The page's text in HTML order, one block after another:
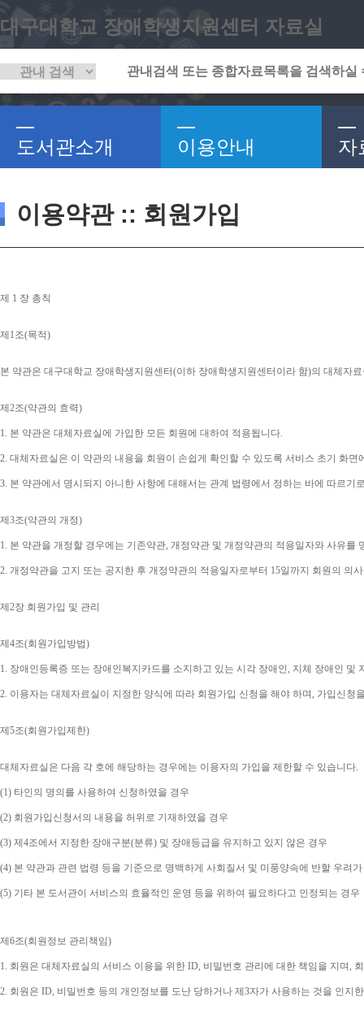
대구대학교 장애학생지원센터 자료실
도서관소개 이용안내 자
이용약관 :: 회원가입
제 1 장 총칙
제 1조(목적)
본 약관은 대구대학교 장애학생지원센터(이하 장애학생지원센터이라 함)의 대체자
제 2조(약관의 효력)
1. 본 약관은 대체자료실에 가입한 모든 회원에 대하여 적용됩니다.
2. 대체자료실은 이 약관의 내용을 회원이 손쉽게 확인할 수 있도록 서비스 초기 화면
3. 본 약관에서 명시되지 아니한 사항에 대해서는 관계 법령에서 정하는 바에 따르기
제 3조(약관의 개정)
1. 본 약관을 개정할 경우에는 기존약관, 개정약관 및 개정약관의 적용일자와 사유를
2. 개정약관을 고지 또는 공지한 후 개정약관의 적용일자로부터 15일까지 회원의 의
제 2장 회원가입 및 관리
제 4조(회원가입방법)
1. 장애인등록증 또는 장애인복지카드를 소지하고 있는 시각 장애인, 지체 장애인 및
2. 이용자는 대체자료실이 지정한 양식에 따라 회원가입 신청을 해야 하며, 가입신청
제 5조(회원가입제한)
대체자료실은 다음 각 호에 해당하는 경우에는 이용자의 가입을 제한할 수 있습니다.
(1) 타인의 명의를 사용하여 신청하였을 경우
(2) 회원가입신청서의 내용을 허위로 기재하였을 경우
(3) 제 4조에서 지정한 장애구분(분류) 및 장애등급을 유지하고 있지 않은 경우
(4) 본 약관과 관련 법령 등을 기준으로 명백하게 사회질서 및 미풍양속에 반할 우려
(5) 기타 본 도서관이 서비스의 효율적인 운영 등을 위하여 필요하다고 인정되는 경우
제 6조(회원정보 관리책임)
1. 회원은 대체자료실의 서비스 이용을 위한 ID, 비밀번호 관리에 대한 책임을 지며,
2. 회원은 ID, 비밀번호 등의 개인정보를 도난 당하거나 제 3자가 사용하는 것을 인지